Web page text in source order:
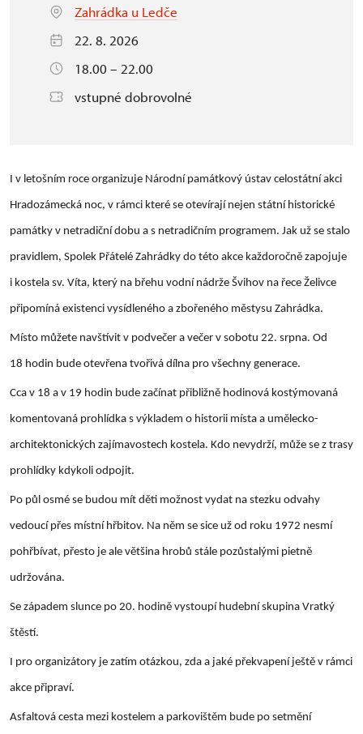
Zahrádka u Ledče
22. 8. 2026
18.00 – 22.00
vstupné dobrovolné
I v letošním roce organizuje Národní památkový ústav celostátní akci
Hradozámecká noc, v rámci které se otevírají nejen státní historické
památky v netradiční dobu a s netradičním programem. Jak už se stalo
pravidlem, Spolek Přátelé Zahrádky do této akce každoročně zapojuje
i kostela sv. Víta, který na břehu vodní nádrže Švihov na řece Želivce
připomíná existenci vysídleného a zbořeného městysu Zahrádka.
Místo můžete navštívit v podvečer a večer v sobotu 22. srpna. Od
18 hodin bude otevřena tvořivá dílna pro všechny generace.
Cca v 18 a v 19 hodin bude začínat přibližně hodinová kostýmovaná
komentovaná prohlídka s výkladem o historii místa a umělecko-
architektonických zajímavostech kostela. Kdo nevydrží, může se z trasy
prohlídky kdykoli odpojit.
Po půl osmé se budou mít děti možnost vydat na stezku odvahy
vedoucí přes místní hřbitov. Na něm se sice už od roku 1972 nesmí
pohřbívat, přesto je ale většina hrobů stále pozůstalými pietně
udržována.
Se západem slunce po 20. hodině vystoupí hudební skupina Vratký
štěstí.
I pro organizátory je zatím otázkou, zda a jaké překvapení ještě v rámci
akce připraví.
Asfaltová cesta mezi kostelem a parkovištěm bude po setmění